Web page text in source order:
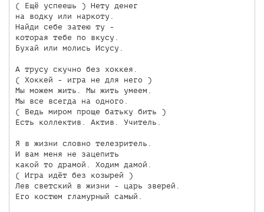
( Ещё успеешь ) Нету денег
на водку или наркоту.
Найди себе затею ту -
которая тебе по вкусу.
Бухай или молись Исусу.
А трусу скучно без хоккея.
( Хоккей - игра не для него )
Мы можем жить. Мы жить умеем.
Мы все всегда на одного.
( Ведь миром проще батьку бить )
Есть коллектив. Актив. Учитель.
Я в жизни словно телезритель.
И вам меня не зацепить
какой то драмой. Ходим дамой.
( Игра идёт без козырей )
Лев светский в жизни - царь зверей.
Его костюм гламурный самый.